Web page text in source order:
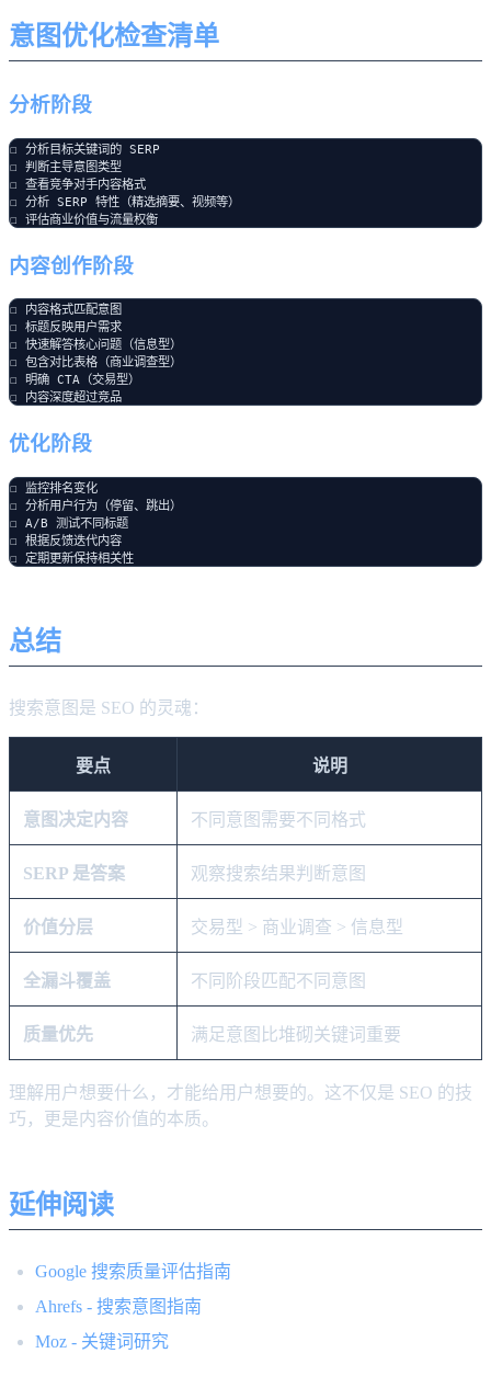
意图优化检查清单
分析阶段
☐ 分析目标关键词的 SERP
☐ 判断主导意图类型
☐ 查看竞争对手内容格式
☐ 分析 SERP 特性（精选摘要、视频等）
内容创作阶段
☐ 内容格式匹配意图
☐ 标题反映用户需求
☐ 快速解答核心问题（信息型）
☐ 包含对比表格（商业调查型）
☐ 明确 CTA（交易型）
优化阶段
☐ 监控排名变化
☐ 分析用户行为（停留、跳出）
☐ A/B 测试不同标题
☐ 根据反馈迭代内容
总结
搜索意图是 SEO 的灵魂：
要点 说明
意图决定内容 不同意图需要不同格式
SERP 是答案 观察搜索结果判断意图
价值分层 交易型 > 商业调查 > 信息型
全漏斗覆盖 不同阶段匹配不同意图
质量优先 满足意图比堆砌关键词重要
理解用户想要什么，才能给用户想要的。这不仅是 SEO 的技
巧，更是内容价值的本质。
延伸阅读
Google 搜索质量评估指南
Ahrefs - 搜索意图指南
Moz - 关键词研究